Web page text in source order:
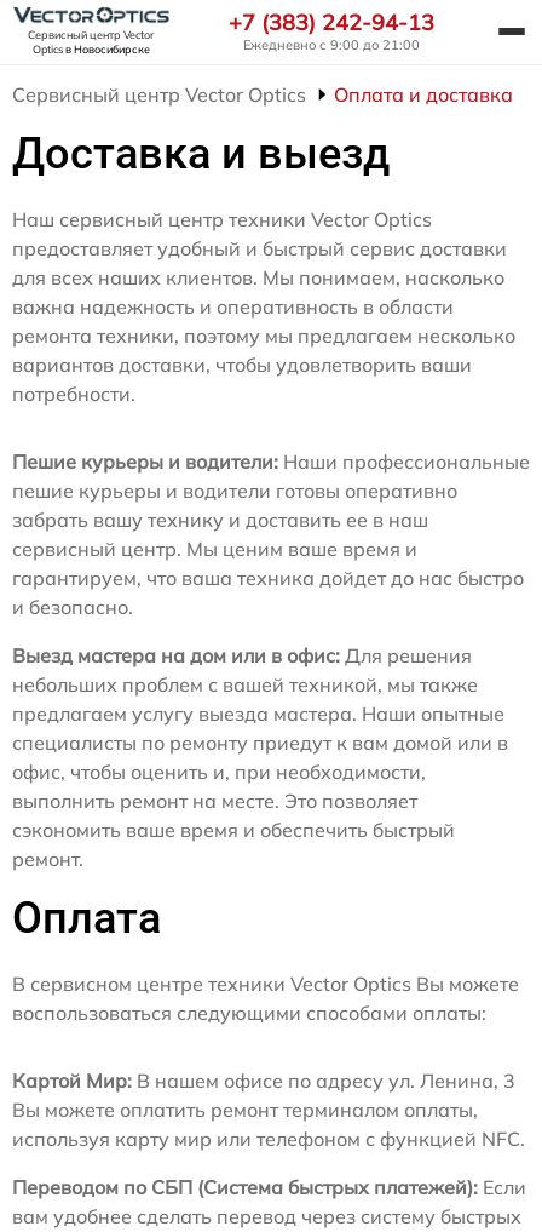
Сервисный центр Vector
Opticsв Новосибирске
+7 (383) 242-94-13
Ежедневно с 9:00 до 21:00
Сервисный центр Vector Optics Оплата и доставка
Доставка и выезд
Наш сервисный центр техники Vector Optics
предоставляет удобный и быстрый сервис доставки
для всех наших клиентов. Мы понимаем, насколько
важна надежность и оперативность в области
ремонта техники, поэтому мы предлагаем несколько
вариантов доставки, чтобы удовлетворить ваши
потребности.
Пешие курьеры и водители: Наши профессиональные
пешие курьеры и водители готовы оперативно
забрать вашу технику и доставить ее в наш
сервисный центр. Мы ценим ваше время и
гарантируем, что ваша техника дойдет до нас быстро
и безопасно.
Выезд мастера на дом или в офис: Для решения
небольших проблем с вашей техникой, мы также
предлагаем услугу выезда мастера. Наши опытные
специалисты по ремонту приедут к вам домой или в
офис, чтобы оценить и, при необходимости,
выполнить ремонт на месте. Это позволяет
сэкономить ваше время и обеспечить быстрый
ремонт.
Оплата
В сервисном центре техники Vector Optics Вы можете
воспользоваться следующими способами оплаты:
Картой Мир: В нашем офисе по адресу ул. Ленина, 3
Вы можете оплатить ремонт терминалом оплаты,
используя карту мир или телефоном с функцией NFC.
Переводом по СБП (Система быстрых платежей): Если
вам удобнее сделать перевод через систему быстрых